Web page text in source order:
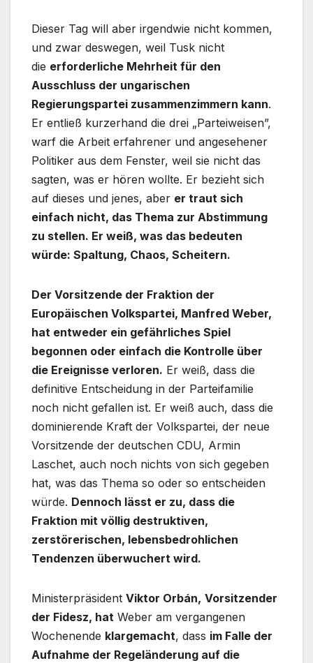
Dieser Tag will aber irgendwie nicht kommen,
und zwar deswegen, weil Tusk nicht
die erforderliche Mehrheit für den
Ausschluss der ungarischen
Regierungspartei zusammenzimmern kann.
Er entließ kurzerhand die drei „Parteiweisen”,
warf die Arbeit erfahrener und angesehener
Politiker aus dem Fenster, weil sie nicht das
sagten, was er hören wollte. Er bezieht sich
auf dieses und jenes, aber er traut sich
einfach nicht, das Thema zur Abstimmung
zu stellen. Er weiß, was das bedeuten
würde: Spaltung, Chaos, Scheitern.
Der Vorsitzende der Fraktion der
Europäischen Volkspartei, Manfred Weber,
hat entweder ein gefährliches Spiel
begonnen oder einfach die Kontrolle über
die Ereignisse verloren. Er weiß, dass die
definitive Entscheidung in der Parteifamilie
noch nicht gefallen ist. Er weiß auch, dass die
dominierende Kraft der Volkspartei, der neue
Vorsitzende der deutschen CDU, Armin
Laschet, auch noch nichts von sich gegeben
hat, was das Thema so oder so entscheiden
würde. Dennoch lässt er zu, dass die
Fraktion mit völlig destruktiven,
zerstörerischen, lebensbedrohlichen
Tendenzen überwuchert wird.
Ministerpräsident Viktor Orbán, Vorsitzender
der Fidesz, hat Weber am vergangenen
Wochenende klargemacht, dass im Falle der
Aufnahme der Regeländerung auf die